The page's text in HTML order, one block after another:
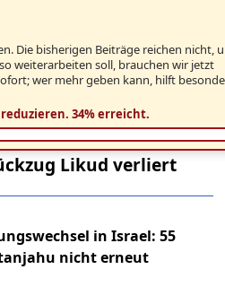
Die bisherigen Beiträge reichen nicht,
weiterarbeiten soll, brauchen wir jetzt
wer mehr geben kann, hilft
34% erreicht.
Likud verliert
in Israel: 55
nicht erneut